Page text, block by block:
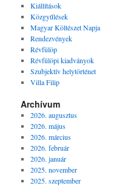
Kiállítások
Közgyűlések
Magyar Költészet Napja
Rendezvények
Révfülöp
Révfülöpi kiadványok
Szubjektív helytörténet
Villa Filip
Archívum
2026. augusztus
2026. május
2026. március
2026. február
2026. január
2025. november
2025. szeptember